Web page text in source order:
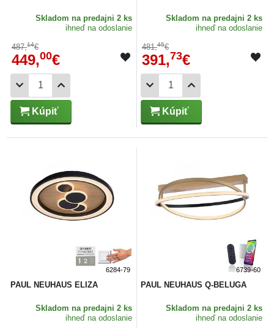
Skladom na predajni 2 ks
ihneď na odoslanie
487,14€
449,00€
Kúpiť
Skladom na predajni 2 ks
ihneď na odoslanie
481,45€
391,73€
Kúpiť
6284-79
PAUL NEUHAUS ELIZA
Skladom na predajni 2 ks
ihneď na odoslanie
6739-60
PAUL NEUHAUS Q-BELUGA
Skladom na predajni 2 ks
ihneď na odoslanie